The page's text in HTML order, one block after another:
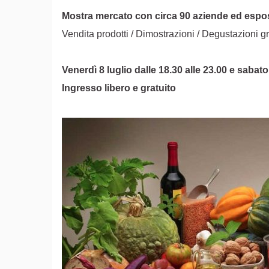
Mostra mercato con circa 90 aziende ed
Vendita prodotti / Dimostrazioni / Degustazioni
Venerdì 8 luglio dalle 18.30 alle 23.00 e
Ingresso libero e gratuito